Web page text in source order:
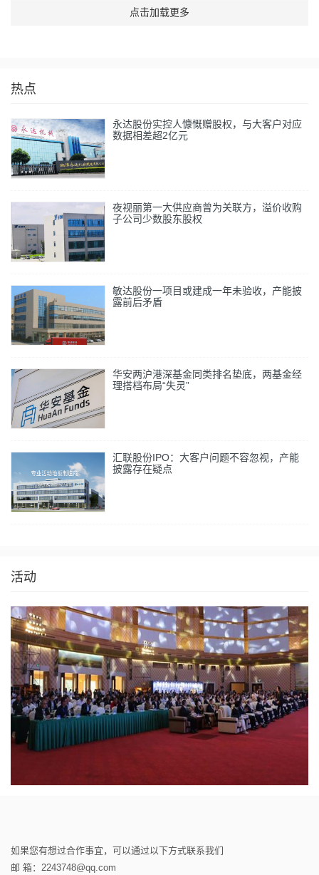
点击加载更多
热点
永达股份实控人慷慨赠股权，与大客户对应
数据相差超2亿元
夜视丽第一大供应商曾为关联方，溢价收购
子公司少数股东股权
敏达股份一项目或建成一年未验收，产能披
露前后矛盾
华安两沪港深基金同类排名垫底，两基金经
理搭档布局“失灵”
汇联股份IPO：大客户问题不容忽视，产能
披露存在疑点
活动
如果您有想过合作事宜，可以通过以下方式联系我们
邮 箱：2243748@qq.com